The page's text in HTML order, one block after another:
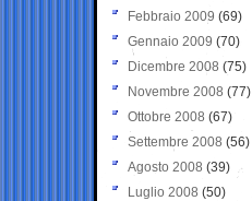
Febbraio 2009 (69)
Gennaio 2009 (70)
Dicembre 2008 (75)
Novembre 2008 (77)
Ottobre 2008 (67)
Settembre 2008 (56)
Agosto 2008 (39)
Luglio 2008 (50)